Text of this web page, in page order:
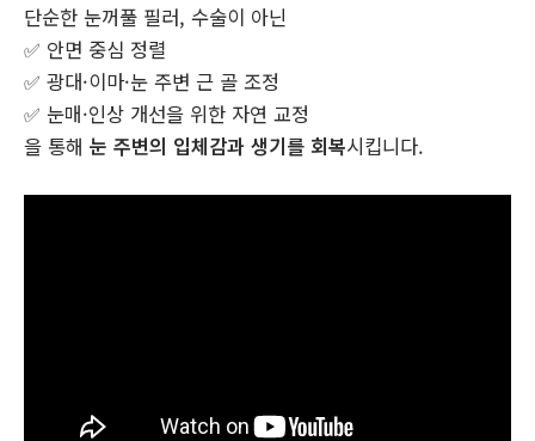
단순한 눈꺼풀 필러, 수술이 아닌
✅ 안면 중심 정렬
✅ 광대·이마·눈 주변 근 골 조정
✅ 눈매·인상 개선을 위한 자연 교정
을 통해 눈 주변의 입체감과 생기를 회복시킵니다.